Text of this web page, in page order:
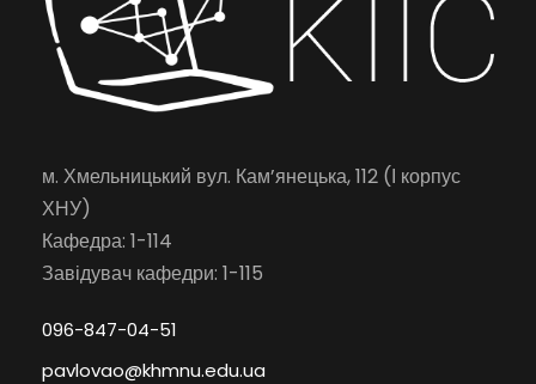
м. Хмельницький вул. Кам’янецька, 112 (І корпус
ХНУ)
Кафедра: 1-114
Завідувач кафедри: 1-115
096-847-04-51
pavlovao@khmnu.edu.ua